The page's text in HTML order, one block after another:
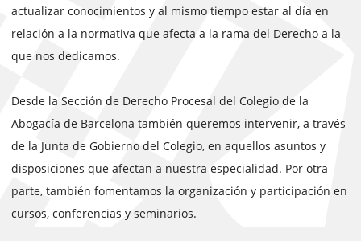
actualizar conocimientos y al mismo tiempo estar al día en
relación a la normativa que afecta a la rama del Derecho a la
que nos dedicamos.
Desde la Sección de Derecho Procesal del Colegio de la
Abogacía de Barcelona también queremos intervenir, a través
de la Junta de Gobierno del Colegio, en aquellos asuntos y
disposiciones que afectan a nuestra especialidad. Por otra
parte, también fomentamos la organización y participación en
cursos, conferencias y seminarios.